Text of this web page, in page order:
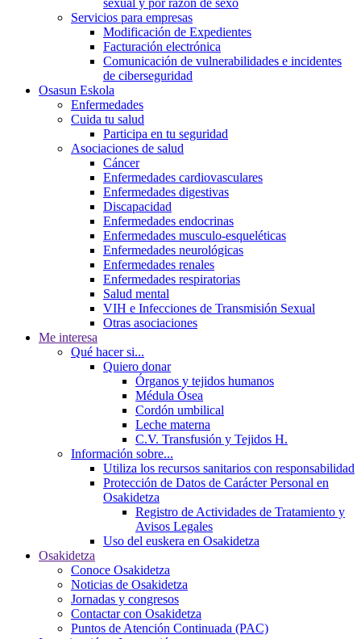
Servicios para empresas
Modificación de Expedientes
Facturación electrónica
Comunicación de vulnerabilidades e incidentes
de ciberseguridad
Osasun Eskola
Enfermedades
Cuida tu salud
Participa en tu seguridad
Asociaciones de salud
Cáncer
Enfermedades cardiovasculares
Enfermedades digestivas
Discapacidad
Enfermedades endocrinas
Enfermedades musculo-esqueléticas
Enfermedades neurológicas
Enfermedades renales
Enfermedades respiratorias
Salud mental
VIH e Infecciones de Transmisión Sexual
Otras asociaciones
Me interesa
Qué hacer si...
Quiero donar
Órganos y tejidos humanos
Médula Ósea
Cordón umbilical
Leche materna
C.V. Transfusión y Tejidos H.
Información sobre...
Utiliza los recursos sanitarios con responsabilidad
Protección de Datos de Carácter Personal en
Osakidetza
Registro de Actividades de Tratamiento y
Avisos Legales
Uso del euskera en Osakidetza
Osakidetza
Conoce Osakidetza
Noticias de Osakidetza
Jornadas y congresos
Contactar con Osakidetza
Puntos de Atención Continuada (PAC)